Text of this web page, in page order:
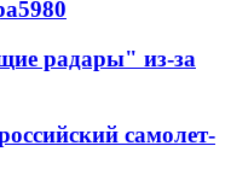
5980
радары" из-за
самолет-